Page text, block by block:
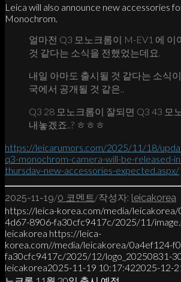
Leica will also announce new accessories
Monochrom.
얼마전 Q3 모노크롬이 M-EV1 에 이
것 같다는 소식을 전했었는데요.
내일 아마도 출시될 것 같다는 소식
국에서 공개될 것 같은..
Q3 28 모노크롬이 잘되면 Q3 43 모
내놓겠죠..? ㅎㅎㅎ
https://leicarumors.com/2025/11/18/
q3-monochrom-camera-will-be-released-
thursday-new-accessories-expected.aspx/
2025-11-19/0 코멘트 /작성자: leicakorea
https://leica-korea.com/media/
4d67-8906-fa30cfc9417c/2025/11/
leicakorea https://leica-
korea.com//media/leicakorea/0a4ef124-
fa30cfc9417c/2025/12/logo_20250831-
leicakorea2025-11-19 10:17:422025-12-